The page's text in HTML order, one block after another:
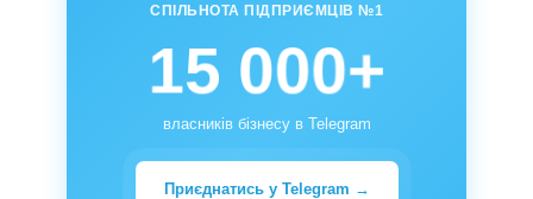
СПІЛЬНОТА ПІДПРИЄМЦІВ №1
15 000+
власників бізнесу в Telegram
Приєднатись у Telegram →